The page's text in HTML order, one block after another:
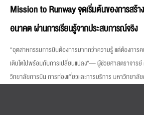
Mission to Runway จุดเริ่มต้นของการสร้า
อนาคต ผ่านการเรียนรู้จากประสบการณ์จริง
“อุตสาหกรรมการบินต้องการมากกว่าความรู้ แต่ต้องการ
เติบโตไปพร้อมกับการเปลี่ยนแปลง”— ผู้ช่วยศาสตราจา
วิทยาลัยการบิน การท่องเที่ยวและการบริการ มหาวิทยาลั